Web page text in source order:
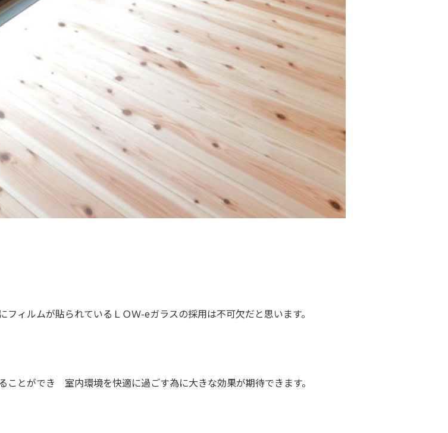
ィルムが貼られているＬＯＷ-eガラスの採用は不可欠だと思います。
とができ 室内環境を快適に過ごす為に大きな効果が期待できます。